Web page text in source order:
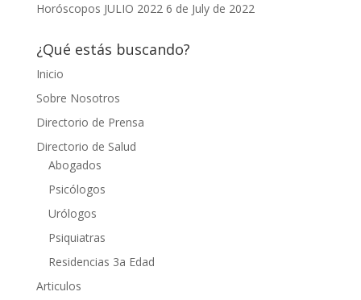
Horóscopos JULIO 2022 6 de July de 2022
¿Qué estás buscando?
Inicio
Sobre Nosotros
Directorio de Prensa
Directorio de Salud
Abogados
Psicólogos
Urólogos
Psiquiatras
Residencias 3a Edad
Articulos